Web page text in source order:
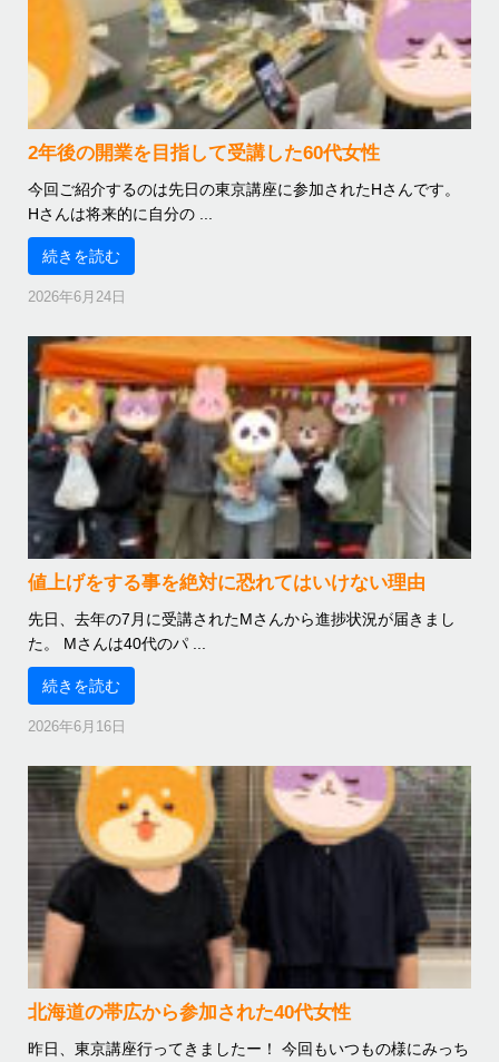
2年後の開業を目指して受講した60代女性
今回ご紹介するのは先日の東京講座に参加されたHさんです。
Hさんは将来的に自分の ...
続きを読む
2026年6月24日
値上げをする事を絶対に恐れてはいけない理由
先日、去年の7月に受講されたMさんから進捗状況が届きまし
た。 Mさんは40代のパ ...
続きを読む
2026年6月16日
北海道の帯広から参加された40代女性
昨日、東京講座行ってきましたー！ 今回もいつもの様にみっち